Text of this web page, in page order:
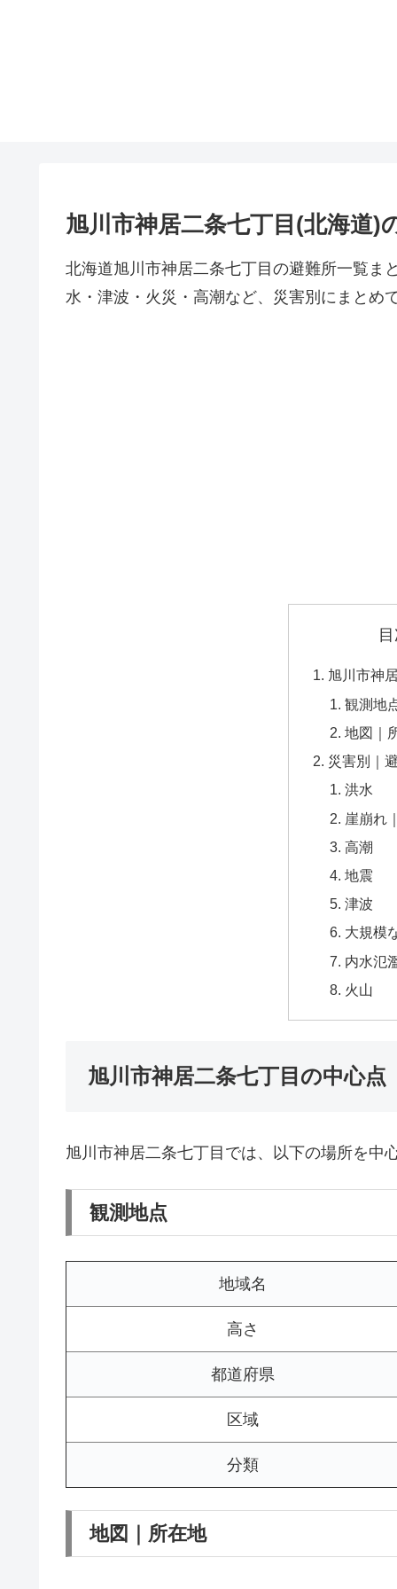
旭川市神居二条七丁目(北海道)
北海道旭川市神居二条七丁目の避難所一覧ま
水・津波・火災・高潮など、災害別にまとめ
旭川市神
観測地
地図｜
災害別｜
洪水
崖崩れ
高潮
地震
津波
大規模
内水氾
火山
旭川市神居二条七丁目の中心点
旭川市神居二条七丁目では、以下の場所を中
観測地点
地域名
高さ
都道府県
区域
分類
地図｜所在地